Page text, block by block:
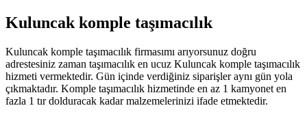
Kuluncak komple taşımacılık
Kuluncak komple taşımacılık firmasımı arıyorsunuz doğru
adrestesiniz zaman taşımacılık en ucuz Kuluncak komple taşımacılık
hizmeti vermektedir. Gün içinde verdiğiniz siparişler aynı gün yola
çıkmaktadır. Komple taşımacılık hizmetinde en az 1 kamyonet en
fazla 1 tır dolduracak kadar malzemelerinizi ifade etmektedir.